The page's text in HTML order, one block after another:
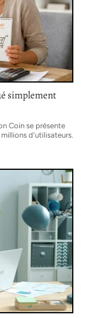
simplement
Coin se présente
d'utilisateurs.